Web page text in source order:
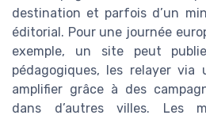
destination et parfois d’un
éditorial. Pour une journée
exemple, un site peut
pédagogiques, les relayer
amplifier grâce à des
dans d’autres villes. Les